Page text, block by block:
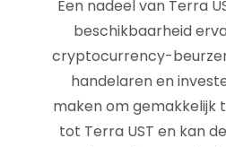
Een nadeel van Terra
beschikbaarheid
cryptocurrency-
handelaren en
maken om gemakkelijk
tot Terra UST en kan